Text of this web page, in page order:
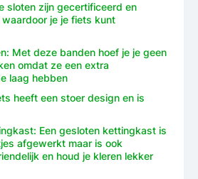
sloten zijn gecertificeerd en
je je fiets kunt
Met deze banden hoef je je geen
omdat ze een extra
laag hebben
heeft een stoer design en is
Een gesloten kettingkast is
afgewerkt maar is ook
en houd je kleren lekker